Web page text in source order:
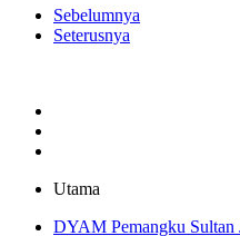
Sebelumnya
Seterusnya
Utama
DYAM Pemangku Sultan